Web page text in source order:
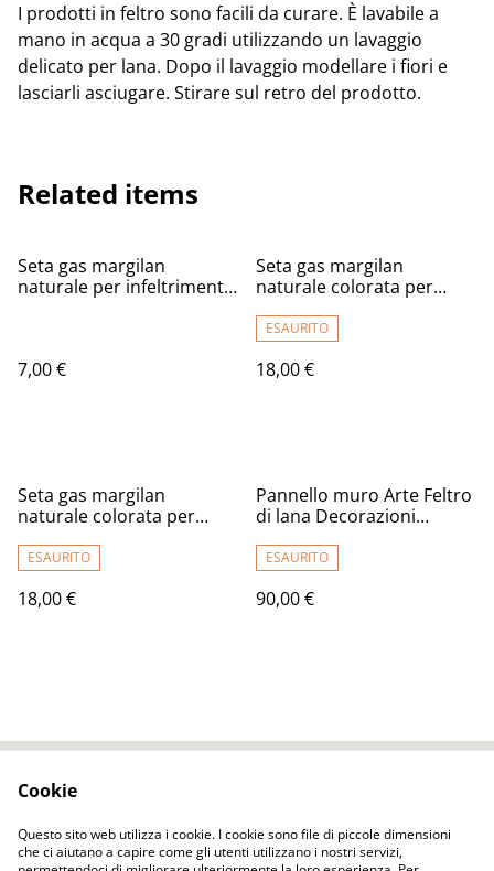
I prodotti in feltro sono facili da curare. È lavabile a
mano in acqua a 30 gradi utilizzando un lavaggio
delicato per lana. Dopo il lavaggio modellare i fiori e
lasciarli asciugare. Stirare sul retro del prodotto.
Related items
Seta gas margilan
naturale per infeltrimento
7,00 €
Seta gas margilan
naturale colorata per
2m. (Solo su ordinazione,
scrivere)
ESAURITO
18,00 €
Seta gas margilan
naturale colorata per
2m. (Solo su ordinazione,
scrivere)
ESAURITO
18,00 €
Pannello muro Arte Feltro
di lana Decorazioni
murale in tessuto ( Su
ordinazione )
ESAURITO
90,00 €
Privacy Policy
Cookie Policy
Cookie
Questo sito web utilizza i cookie. I cookie sono file di piccole dimensioni
che ci aiutano a capire come gli utenti utilizzano i nostri servizi,